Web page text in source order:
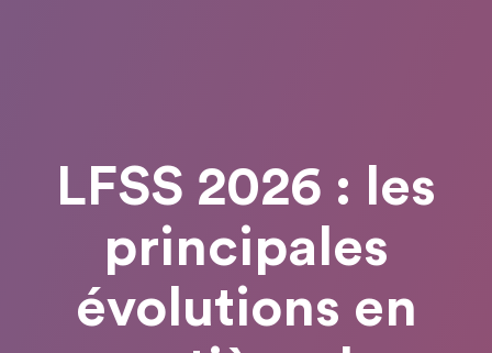
LFSS 2026 : les
principales
évolutions en